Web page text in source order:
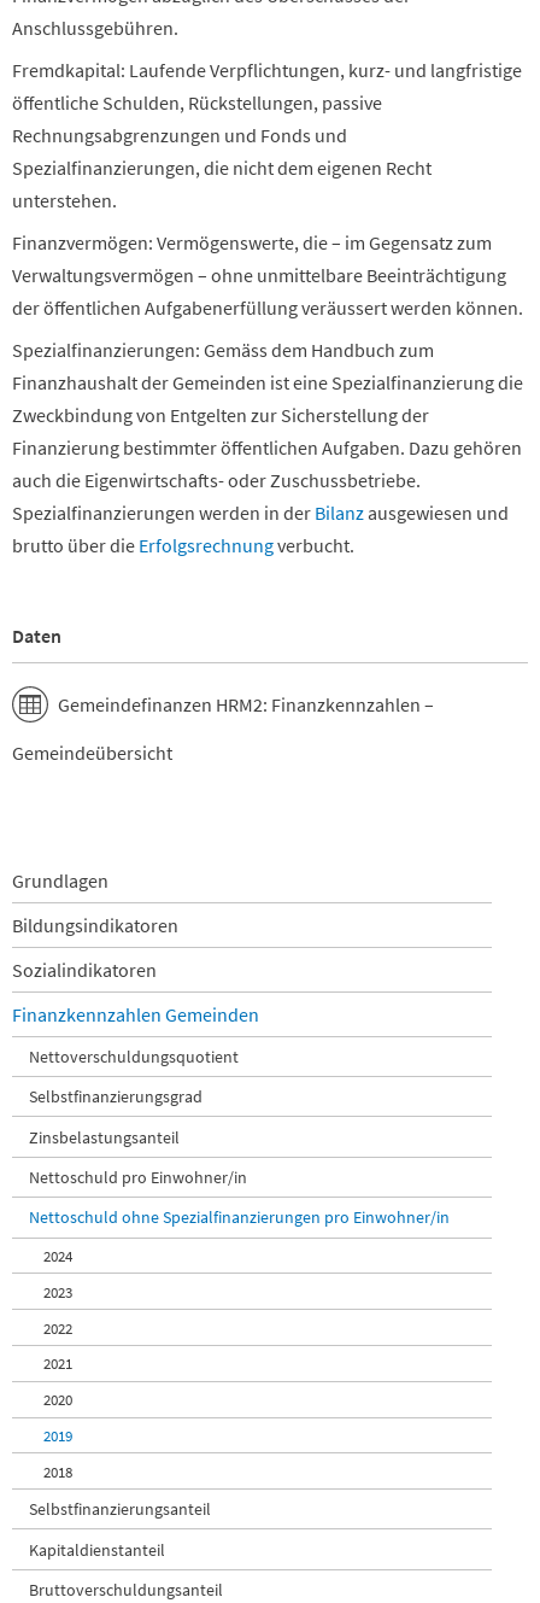
Anschlussgebühren.
Fremdkapital: Laufende Verpflichtungen, kurz- und langfristige
öffentliche Schulden, Rückstellungen, passive
Rechnungsabgrenzungen und Fonds und
Spezialfinanzierungen, die nicht dem eigenen Recht
unterstehen.
Finanzvermögen: Vermögenswerte, die – im Gegensatz zum
Verwaltungsvermögen – ohne unmittelbare Beeinträchtigung
der öffentlichen Aufgabenerfüllung veräussert werden können.
Spezialfinanzierungen: Gemäss dem Handbuch zum
Finanzhaushalt der Gemeinden ist eine Spezialfinanzierung die
Zweckbindung von Entgelten zur Sicherstellung der
Finanzierung bestimmter öffentlichen Aufgaben. Dazu gehören
auch die Eigenwirtschafts- oder Zuschussbetriebe.
Spezialfinanzierungen werden in der Bilanz ausgewiesen und
brutto über die Erfolgsrechnungverbucht.
Daten
Gemeindefinanzen HRM2: Finanzkennzahlen –
Gemeindeübersicht
Navigation
überspringen
Grundlagen
Bildungsindikatoren
Sozialindikatoren
Finanzkennzahlen Gemeinden
Nettoverschuldungsquotient
Selbstfinanzierungsgrad
Zinsbelastungsanteil
Nettoschuld pro Einwohner/in
Nettoschuld ohne Spezialfinanzierungen pro Einwohner/in
2024
2023
2022
2021
2020
2019
2018
Selbstfinanzierungsanteil
Kapitaldienstanteil
Bruttoverschuldungsanteil